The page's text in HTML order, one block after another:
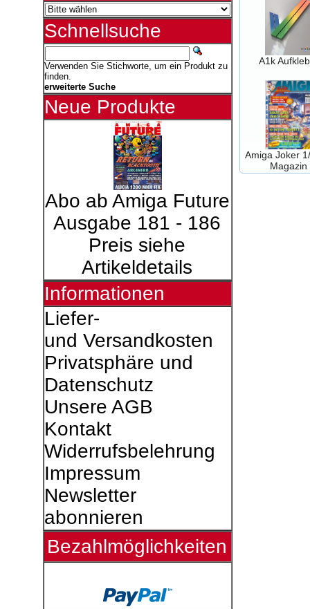
Schnellsuche
Verwenden Sie Stichworte, um ein Produkt zu
finden.
erweiterte Suche
Neue Produkte
Abo ab Amiga Future
Ausgabe 181 - 186
Preis siehe
Artikeldetails
Informationen
Liefer-
und Versandkosten
Privatsphäre und
Datenschutz
Unsere AGB
Kontakt
Widerrufsbelehrung
Impressum
Newsletter
abonnieren
Bezahlmöglichkeiten
A1k
Amiga Joker
Magazin